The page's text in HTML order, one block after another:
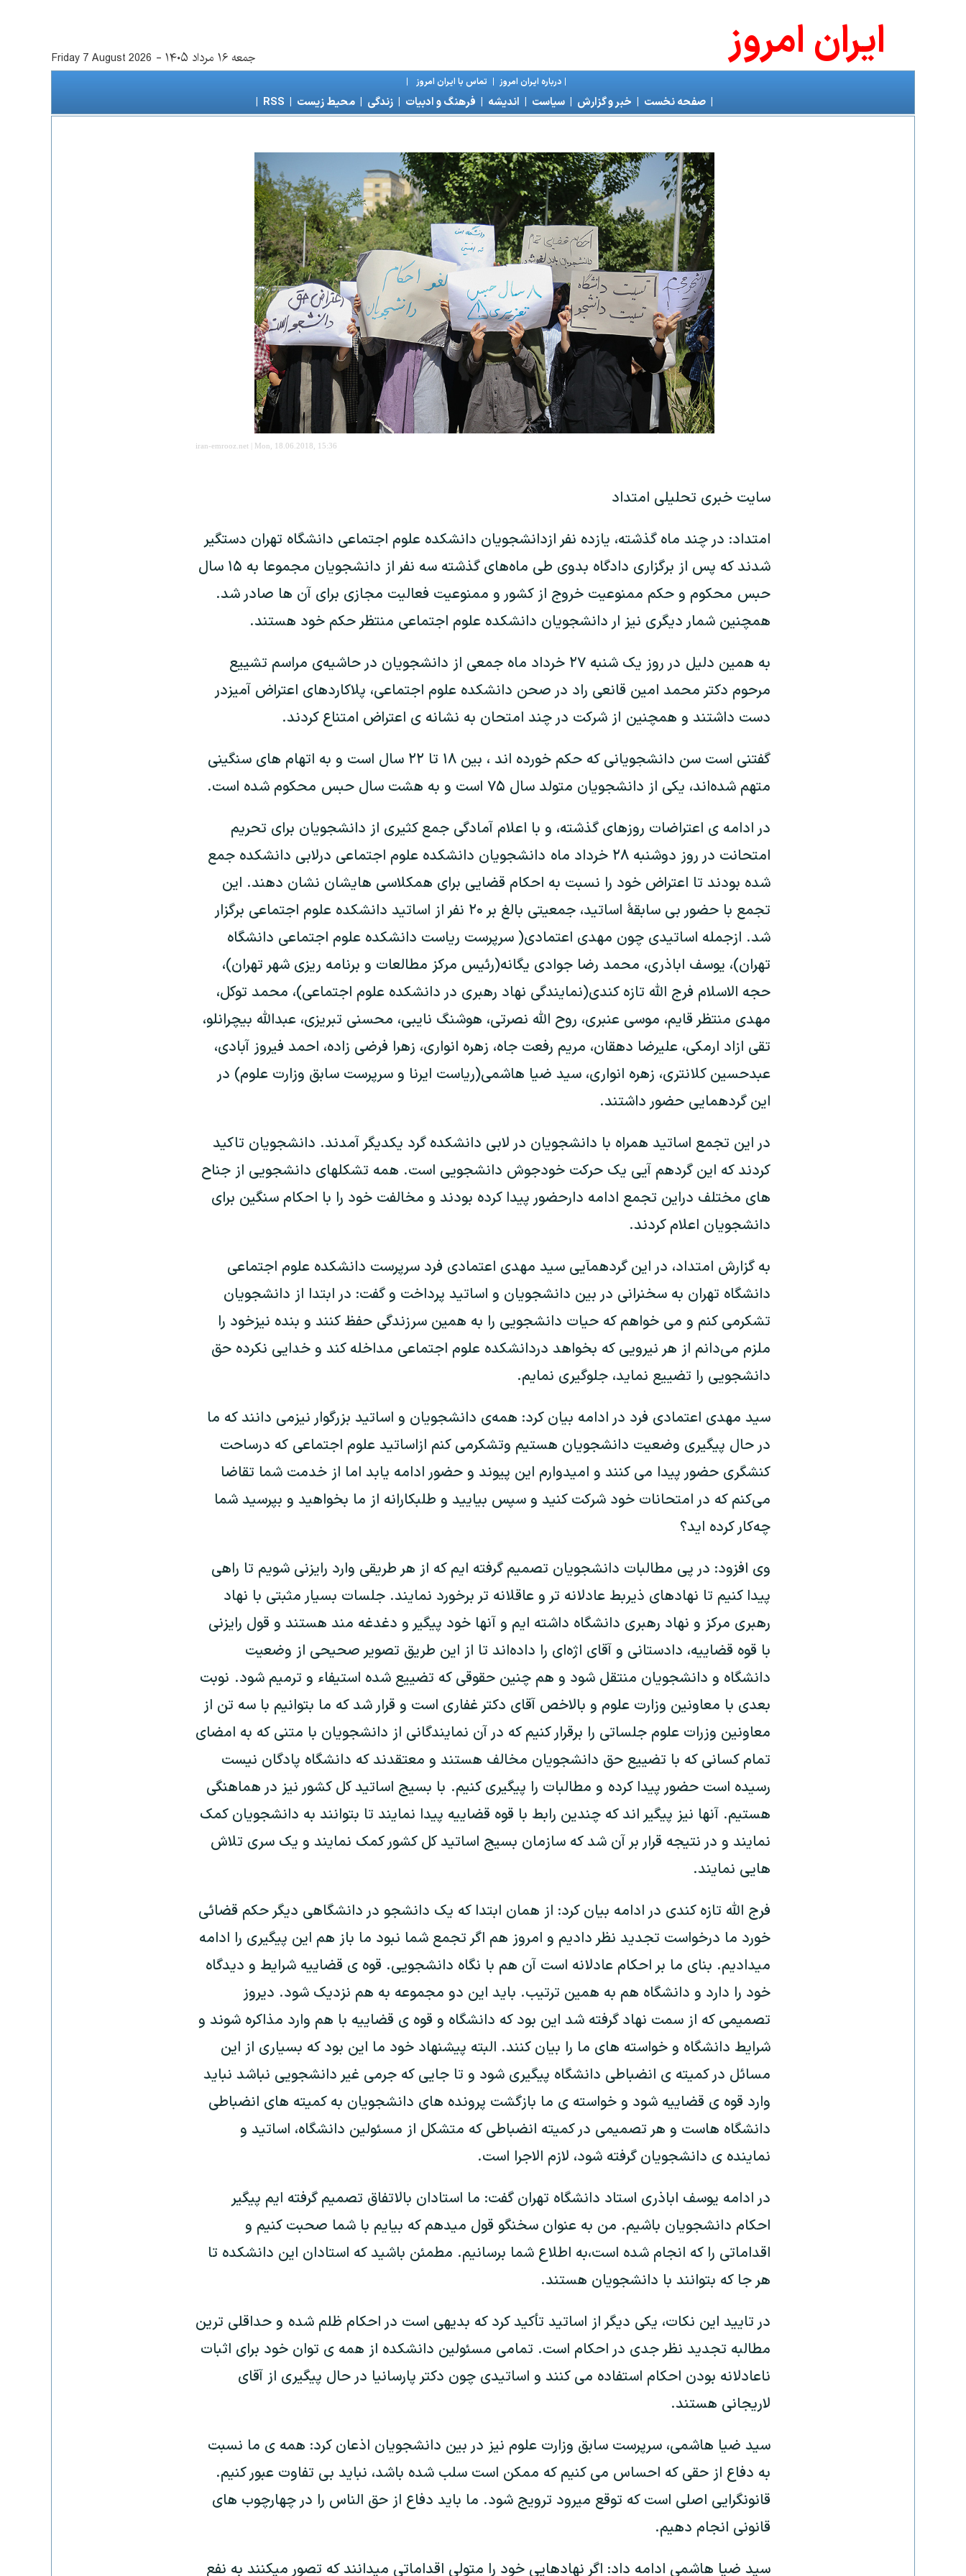
جمعه ۱۶ مرداد ۱۴۰۵ -
Friday 7 August 2026 ايران امروز
|درباره ايران امروز | تماس با ايران امروز |
| صفحه نخست | خبر و گزارش | سياست | انديشه | فرهنگ و ادبيات | زندگی | محیط زیست |
RSS
|
iran-emrooz.net | Mon, 18.06.2018, 15:36
سایت خبری تحلیلی امتداد
امتداد: در چند ماه گذشته، یازده نفر ازدانشجویان دانشکده علوم اجتماعی دانشگاه تهران دستگیر
شدند که پس از برگزاری دادگاه بدوی طی ماه‌های گذشته سه نفر از دانشجویان مجموعا به ۱۵ سال
حبس محکوم و حکم ممنوعیت خروج از کشور و ممنوعیت فعالیت مجازی برای آن ها صادر شد.
همچنین شمار دیگری نیز ار دانشجویان دانشکده علوم اجتماعی منتظر حکم خود هستند.
به همین دلیل در روز یک شنبه ۲۷ خرداد ماه جمعی از دانشجویان در حاشیه‌ی مراسم تشییع
مرحوم دکتر محمد امین قانعی راد در صحن دانشکده علوم اجتماعی، پلاکاردهای اعتراض آمیزدر
دست داشتند و همچنین از شرکت در چند امتحان به نشانه ی اعتراض امتناع کردند.
گفتنی است سن دانشجویانی که حکم خورده اند ، بین ۱۸ تا ۲۲ سال است و به اتهام های سنگینی
متهم شد‌ه‌اند، یکی از دانشجویان متولد سال ۷۵ است و به هشت سال حبس محکوم شده است.
در ادامه ی اعتراضات روزهای گذشته، و با اعلام آمادگی جمع کثیری از دانشجویان برای تحریم
امتحانت در روز دوشنبه ۲۸ خرداد ماه دانشجویان دانشکده علوم اجتماعی درلابی دانشکده جمع
شده بودند تا اعتراض خود را نسبت به احکام قضایی برای همکلاسی هایشان نشان دهند. این
تجمع با حضور بی سابقۀ اساتید، جمعیتی بالغ بر ۲۰ نفر از اساتید دانشکده علوم اجتماعی برگزار
شد. ازجمله اساتیدی چون مهدی اعتمادی( سرپرست ریاست دانشکده علوم اجتماعی دانشگاه
تهران)، یوسف اباذری، محمد رضا جوادی یگانه(رئیس مرکز مطالعات و برنامه ریزی شهر تهران)،
حجه الاسلام فرج الله تازه کندی(نمایندگی نهاد رهبری در دانشکده علوم اجتماعی)، محمد توکل،
مهدی منتظر قایم، موسی عنبری، روح الله نصرتی، هوشنگ نایبی، محسنی تبریزی، عبدالله بیچرانلو،
تقی ازاد ارمکی، علیرضا دهقان، مریم رفعت جاه، زهره انواری، زهرا فرضی زاده، احمد فیروز آبادی،
عبدحسین کلانتری، زهره انواری، سید ضیا هاشمی(ریاست ایرنا و سرپرست سابق وزارت علوم) در
این گردهمایی حضور داشتند.
در این تجمع اساتید همراه با دانشجویان در لابی دانشکده گرد یکدیگر آمدند. دانشجویان تاکید
کردند که این گردهم آیی یک حرکت خودجوش دانشجویی است. همه تشکلهای دانشجویی از جناح
های مختلف دراین تجمع ادامه دارحضور پیدا کرده بودند و مخالفت خود را با احکام سنگین برای
دانشجویان اعلام کردند.
به گزارش امتداد، در این گردهمآیی سید مهدی اعتمادی فرد سرپرست دانشکده علوم اجتماعی
دانشگاه تهران به سخنرانی در بین دانشجویان و اساتید پرداخت و گفت: در ابتدا از دانشجویان
تشکرمی کنم و می خواهم که حیات دانشجویی را به همین سرزندگی حفظ کنند و بنده نیزخود را
ملزم می‌دانم از هر نیرویی که بخواهد دردانشکده علوم اجتماعی مداخله کند و خدایی نکرده حق
دانشجویی را تضییع نماید، جلوگیری نمایم.
سید مهدی اعتمادی فرد در ادامه بیان کرد: همه‌ی دانشجویان و اساتید بزرگوار نیزمی دانند که ما
در حال پیگیری وضعیت دانشجویان هستیم وتشکرمی کنم ازاساتید علوم اجتماعی که درساحت
کنشگری حضور پیدا می کنند و امیدوارم این پیوند و حضور ادامه یابد اما از خدمت شما تقاضا
می‌کنم که در امتحانات خود شرکت کنید و سپس بیایید و طلبکارانه از ما بخواهید و بپرسید شما
چه‌کار کرده اید؟
وی افزود: در پی مطالبات دانشجویان تصمیم گرفته ایم که از هر طریقی وارد رایزنی شویم تا راهی
پیدا کنیم تا نهادهای ذیربط عادلانه تر و عاقلانه تر برخورد نمایند. جلسات بسیار مثبتی با نهاد
رهبری مرکز و نهاد رهبری دانشگاه داشته ایم و آنها خود پیگیر و دغدغه مند هستند و قول رایزنی
با قوه قضاییه، دادستانی و آقای اژه‌ای را داده‌اند تا از این طریق تصویر صحیحی از وضعیت
دانشگاه و دانشجویان منتقل شود و هم چنین حقوقی که تضییع شده استیفاء و ترمیم شود. نوبت
بعدی با معاونین وزارت علوم و بالاخص آقای دکتر غفاری است و قرار شد که ما بتوانیم با سه تن از
معاونین وزرات علوم جلساتی را برقرار کنیم که در آن نمایندگانی از دانشجویان با متنی که به امضای
تمام کسانی که با تضییع حق دانشجویان مخالف هستند و معتقدند که دانشگاه پادگان نیست
رسیده است حضور پیدا کرده و مطالبات را پیگیری کنیم. با بسیج اساتید کل کشور نیز در هماهنگی
هستیم. آنها نیز پیگیر اند که چندین رابط با قوه قضاییه پیدا نمایند تا بتوانند به دانشجویان کمک
نمایند و در نتیجه قرار بر آن شد که سازمان بسیج اساتید کل کشور کمک نمایند و یک سری تلاش
هایی نمایند.
فرج الله تازه کندی در ادامه بیان کرد: از همان ابتدا که یک دانشجو در دانشگاهی ديگر حکم قضائی
خورد ما درخواست تجديد نظر دادیم و امروز هم اگر تجمع شما نبود ما باز هم اين پیگیری را ادامه
میدادیم. بنای ما بر احکام عادلانه است آن هم با نگاه دانشجويی. قوه ی قضاييه شرايط و ديدگاه
خود را دارد و دانشگاه هم به همین ترتيب. باید این دو مجموعه به هم نزديک شود. ديروز
تصمیمی که از سمت نهاد گرفته شد این بود که دانشگاه و قوه ی قضاييه با هم وارد مذاكره شوند و
شرايط دانشگاه و خواسته های ما را بیان کنند. البته پيشنهاد خود ما این بود که بسیاری از این
مسائل در کمیته ی انضباطی دانشگاه پیگیری شود و تا جايى که جرمی غیر دانشجویی نباشد نبايد
وارد قوه ی قضاييه شود و خواسته ی ما بازگشت پرونده های دانشجویان به کمیته های انضباطی
دانشگاه هاست و هر تصمیمی در کمیته انضباطی که متشکل از مسئولين دانشگاه، اساتيد و
نماينده ی دانشجويان گرفته شود، لازم الاجرا است.
در ادامه یوسف اباذری استاد دانشگاه تهران گفت: ما استادان بالاتفاق تصمیم گرفته ایم پیگیر
احکام دانشجویان باشیم. من به عنوان سخنگو قول میدهم که بیایم با شما صحبت کنیم و
اقداماتی را که انجام شده است،به اطلاع شما برسانیم. مطمئن باشید که استادان این دانشکده تا
هر جا که بتوانند با دانشجویان هستند.
در تایید این نکات، یکی دیگر از اساتید تأکید کرد که بدیهی است در احکام ظلم شده و حداقلی ترین
مطالبه تجدید نظر جدی در احکام است. تمامی مسئولین دانشکده از همه ی توان خود برای اثبات
ناعادلانه بودن احکام استفاده می کنند و اساتیدی چون دکتر پارسانیا در حال پیگیری از آقای
لاریجانی هستند.
سید ضیا هاشمی، سرپرست سابق وزارت علوم نیز در بین دانشجویان اذعان کرد: همه ی ما نسبت
به دفاع از حقی که احساس می کنیم که ممکن است سلب شده باشد، نباید بی تفاوت عبور کنیم.
قانونگرایی اصلی است که توقع میرود ترویج شود. ما باید دفاع از حق الناس را در چهارچوب های
قانونی انجام دهیم.
سید ضیا هاشمی ادامه داد: اگر نهادهایی خود را متولی اقداماتی میدانند که تصور میکنند به نفع